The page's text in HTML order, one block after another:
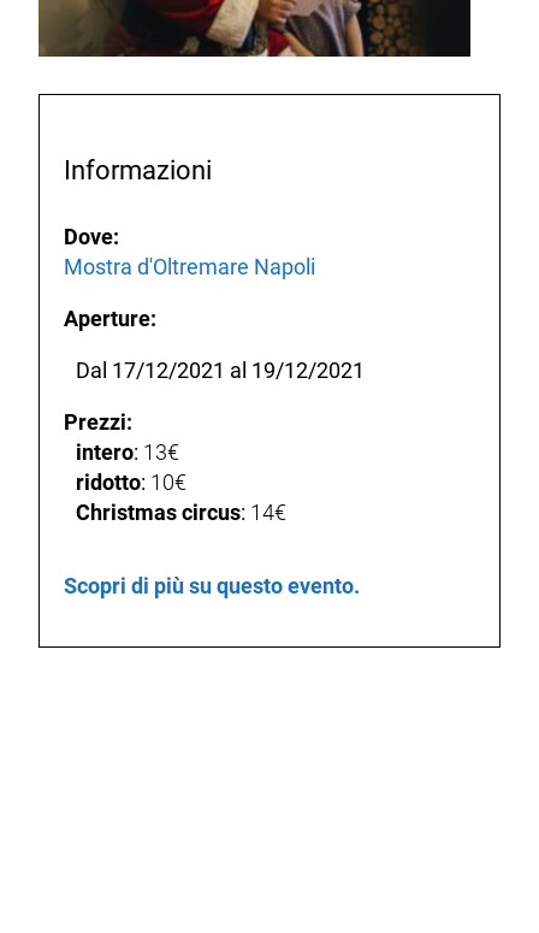
Informazioni
Dove:
Mostra d'Oltremare Napoli
Aperture:
Dal 17/12/2021 al 19/12/2021
Prezzi:
intero: 13€
ridotto: 10€
Christmas circus: 14€
Scopri di più su questo evento.